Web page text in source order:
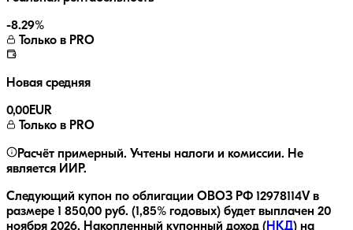
-8.29%
Только в PRO
Новая средняя
0,00EUR
Только в PRO
Расчёт примерный. Учтены налоги и комиссии. Не
является ИИР.
Следующий купон по облигации ОВОЗ РФ 12978114V в
размере 1 850,00 руб. (1,85% годовых) будет выплачен 20
ноября 2026. Накопленный купонный доход ( НКД) на